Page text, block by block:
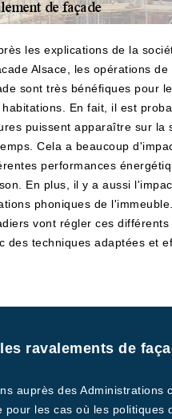
les explications de la
Alsace, les opérations
sont très bénéfiques pour
habitations. En fait, il est
puissent apparaître sur la
Cela a beaucoup
performances
En plus, il y a aussi
phoniques de
vont régler ces différents
des techniques adaptées et
ravalements de
auprès des Administrations
les cas où les politiques